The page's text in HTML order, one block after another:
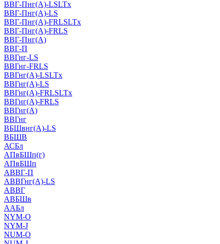
ВВГ-Пнг(А)-LSLTx
ВВГ-Пнг(А)-LS
ВВГ-Пнг(А)-FRLSLTx
ВВГ-Пнг(А)-FRLS
ВВГ-Пнг(А)
ВВГ-П
ВВГнг-LS
ВВГнг-FRLS
ВВГнг(А)-LSLTx
ВВГнг(А)-LS
ВВГнг(А)-FRLSLTx
ВВГнг(А)-FRLS
ВВГнг(А)
ВВГнг
ВБШвнг(А)-LS
ВБШВ
АСБл
АПвБШп(г)
АПвБШп
АВВГ-П
АВВГнг(А)-LS
АВВГ
АВБШв
ААБл
NYM-O
NYM-J
NUM-О